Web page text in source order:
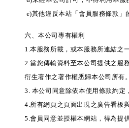
e)其他違反本站「會員服務條款」
六、本公司專有權利
1.本服務所載，或本服務所連結之
2.當您傳輸資料至本公司提供之服
衍生著作之著作權悉歸本公司所有。
3. 本公司同意除依本使用條款約定
4.所有網頁之頁面出現之廣告看板
5.會員同意並授權本網站，得為提